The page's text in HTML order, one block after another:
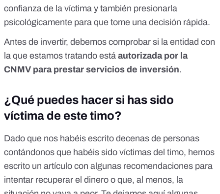
confianza de la víctima y también presionarla
psicológicamente para que tome una decisión rápida.
Antes de invertir, debemos comprobar si la entidad con
la que estamos tratando está autorizada por la
CNMV para prestar servicios de inversión.
¿Qué puedes hacer si has sido
víctima de este timo?
Dado que nos habéis escrito decenas de personas
contándonos que habéis sido víctimas del timo, hemos
escrito un artículo con algunas recomendaciones para
intentar recuperar el dinero o que, al menos, la